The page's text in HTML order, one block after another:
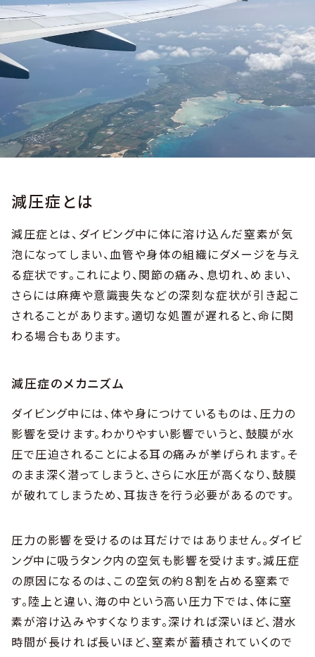
減圧症とは
減圧症とは、ダイビング中に体に溶け込んだ窒素が気
泡になってしまい、血管や身体の組織にダメージを与え
る症状です。これにより、関節の痛み、息切れ、めまい、
さらには麻痺や意識喪失などの深刻な症状が引き起こ
されることがあります。適切な処置が遅れると、命に関
わる場合もあります。
減圧症のメカニズム
ダイビング中には、体や身につけているものは、圧力の
影響を受けます。わかりやすい影響でいうと、鼓膜が水
圧で圧迫されることによる耳の痛みが挙げられます。そ
のまま深く潜ってしまうと、さらに水圧が高くなり、鼓膜
が破れてしまうため、耳抜きを行う必要があるのです。
圧力の影響を受けるのは耳だけではありません。ダイビ
ング中に吸うタンク内の空気も影響を受けます。減圧症
の原因になるのは、この空気の約８割を占める窒素で
す。陸上と違い、海の中という高い圧力下では、体に窒
素が溶け込みやすくなります。深ければ深いほど、潜水
時間が長ければ長いほど、窒素が蓄積されていくので